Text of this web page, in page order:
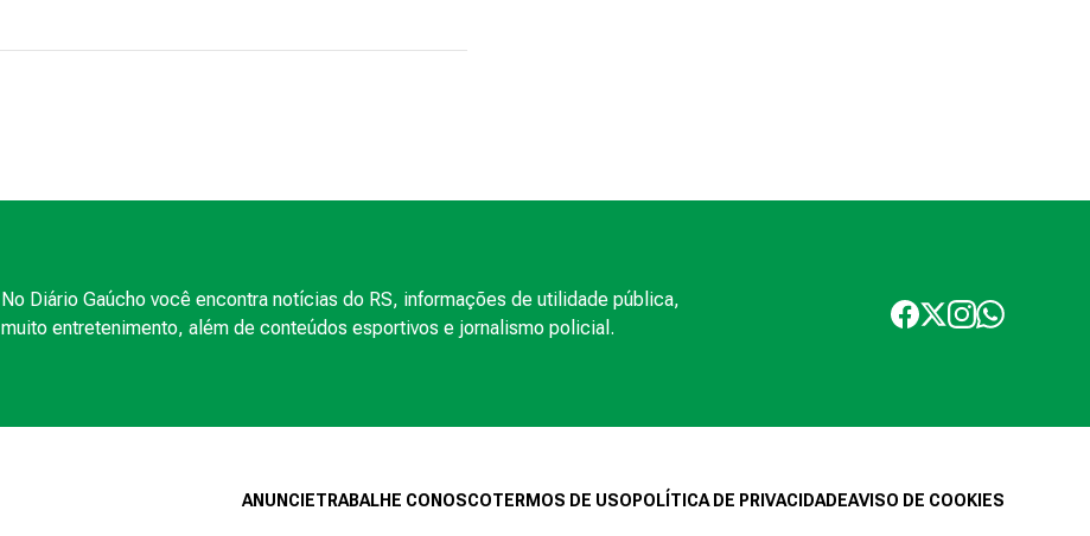
No Diário Gaúcho você encontra notícias do RS, informações de utilidade pública,
muito entretenimento, além de conteúdos esportivos e jornalismo policial.
ANUNCIETRABALHE CONOSCOTERMOS DE USO POLÍTICA DE PRIVACIDADEAVISO DE COOKIES